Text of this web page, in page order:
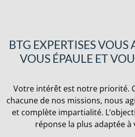
BTG EXPERTISES
VOUS ÉPAULE ET
Votre intérêt est notre priorité.
chacune de nos missions, nous
et complète impartialité.
réponse la plus adaptée à